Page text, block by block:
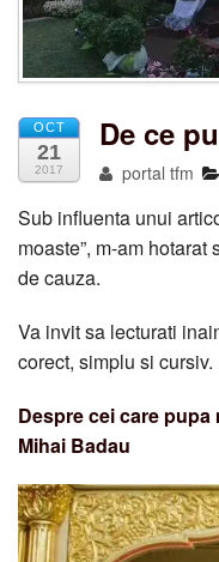
OCT
21
2017
De ce
portal tfm
Sub influenta unui
moaste”, m-am
de cauza.
Va invit sa lecturati
corect, simplu si cursiv.
Despre cei care pupa
Mihai Badau